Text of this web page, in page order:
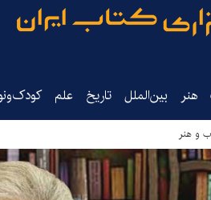
هنر بین‌الملل تاریخ‌ علم
و هنر